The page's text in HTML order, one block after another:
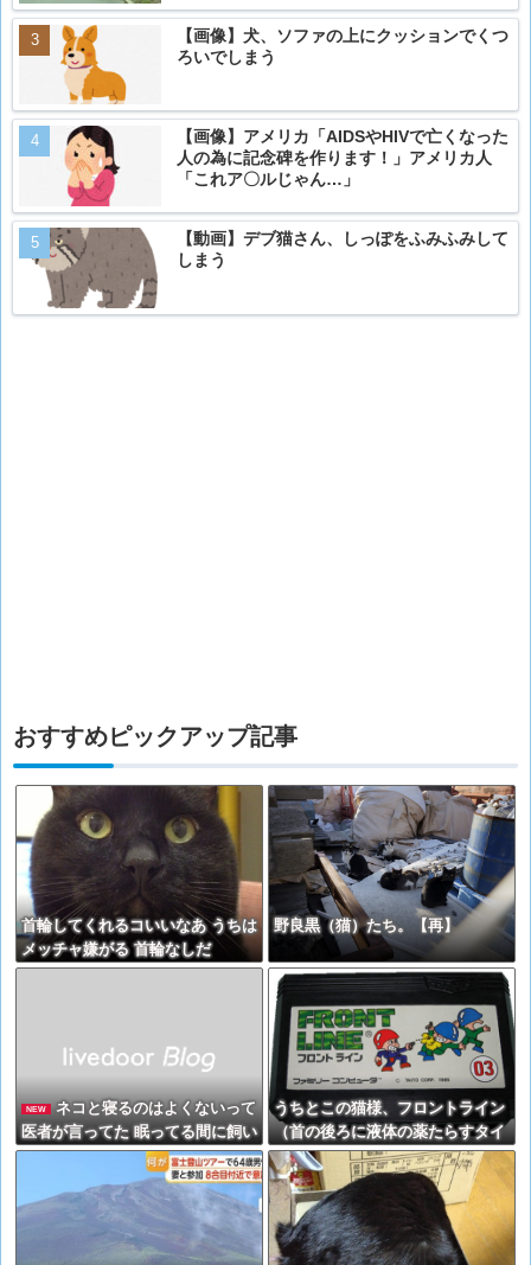
【画像】犬、ソファの上にクッションでくつ
ろいでしまう
【画像】アメリカ「AIDSやHIVで亡くなった
人の為に記念碑を作ります！」アメリカ人
「これア〇ルじゃん…」
【動画】デブ猫さん、しっぽをふみふみして
しまう
おすすめピックアップ記事
首輪してくれるコいいなあ うちは
メッチャ嫌がる 首輪なしだ
と・・・【再】
野良黒（猫）たち。【再】
NEW
ネコと寝るのはよくないって
医者が言ってた 眠ってる間に飼い
主の顔とかを舐めたりしてるか
ら、菌が感染して人間が病気にな
るらしい【再】
うちとこの猫様、フロントライン
（首の後ろに液体の薬たらすタイ
プ）すると、もの凄く機嫌が悪く
なるのですが、皆さんのところの
猫様は如何ですか？【再】